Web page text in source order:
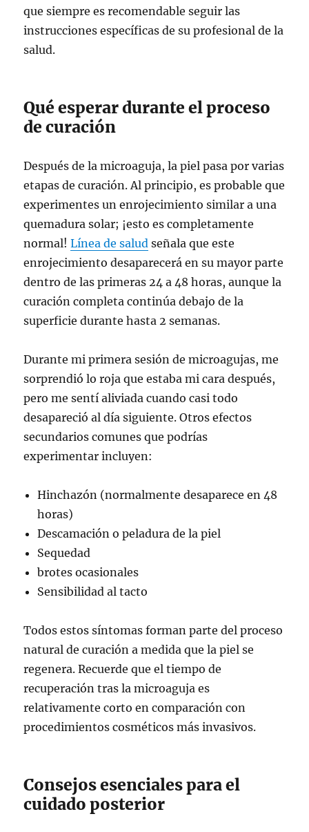
que siempre es recomendable seguir las
instrucciones específicas de su profesional de la
salud.
Qué esperar durante el proceso
de curación
Después de la microaguja, la piel pasa por varias
etapas de curación. Al principio, es probable que
experimentes un enrojecimiento similar a una
quemadura solar; ¡esto es completamente
normal!Línea de salud señala que este
enrojecimiento desaparecerá en su mayor parte
dentro de las primeras 24 a 48 horas, aunque la
curación completa continúa debajo de la
superficie durante hasta 2 semanas.
Durante mi primera sesión de microagujas, me
sorprendió lo roja que estaba mi cara después,
pero me sentí aliviada cuando casi todo
desapareció al día siguiente. Otros efectos
secundarios comunes que podrías
experimentar incluyen:
Hinchazón (normalmente desaparece en 48
horas)
Descamación o peladura de la piel
Sequedad
brotes ocasionales
Sensibilidad al tacto
Todos estos síntomas forman parte del proceso
natural de curación a medida que la piel se
regenera. Recuerde que el tiempo de
recuperación tras la microaguja es
relativamente corto en comparación con
procedimientos cosméticos más invasivos.
Consejos esenciales para el
cuidado posterior